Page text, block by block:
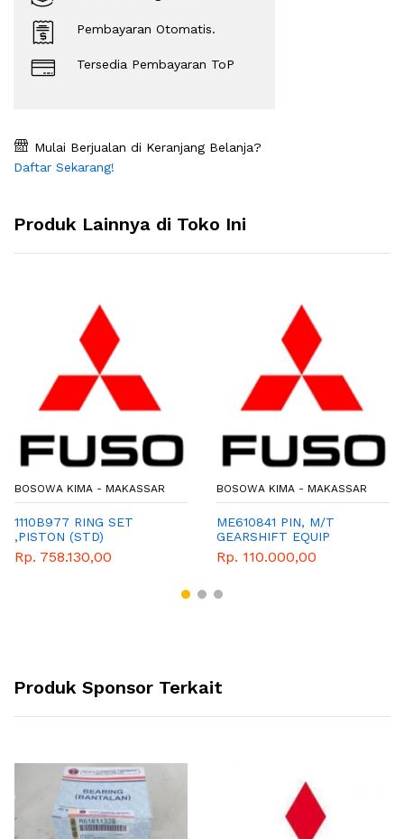
Pembayaran Otomatis.
Tersedia Pembayaran ToP
Mulai Berjualan di Keranjang Belanja?
Daftar Sekarang!
Produk Lainnya di Toko Ini
BOSOWA KIMA - MAKASSAR
1110B977 RING SET
,PISTON (STD)
Rp. 758.130,00
BOSOWA KIMA - MAKASSAR
ME610841 PIN, M/T
GEARSHIFT EQUIP
Rp. 110.000,00
Produk Sponsor Terkait